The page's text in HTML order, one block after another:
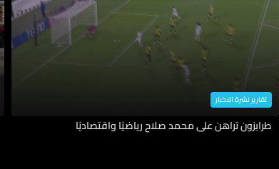
تقارير نشرة الاخبار
طرابزون تراهن على محمد صلاح رياضيًا واقتصاديًا